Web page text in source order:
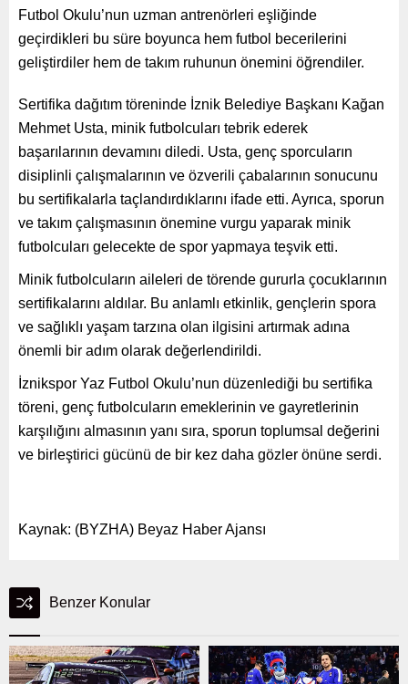
Futbol Okulu’nun uzman antrenörleri eşliğinde
geçirdikleri bu süre boyunca hem futbol becerilerini
geliştirdiler hem de takım ruhunun önemini öğrendiler.
Sertifika dağıtım töreninde İznik Belediye Başkanı Kağan
Mehmet Usta, minik futbolcuları tebrik ederek
başarılarının devamını diledi. Usta, genç sporcuların
disiplinli çalışmalarının ve özverili çabalarının sonucunu
bu sertifikalarla taçlandırdıklarını ifade etti. Ayrıca, sporun
ve takım çalışmasının önemine vurgu yaparak minik
futbolcuları gelecekte de spor yapmaya teşvik etti.
Minik futbolcuların aileleri de törende gururla çocuklarının
sertifikalarını aldılar. Bu anlamlı etkinlik, gençlerin spora
ve sağlıklı yaşam tarzına olan ilgisini artırmak adına
önemli bir adım olarak değerlendirildi.
İznikspor Yaz Futbol Okulu’nun düzenlediği bu sertifika
töreni, genç futbolcuların emeklerinin ve gayretlerinin
karşılığını almasının yanı sıra, sporun toplumsal değerini
ve birleştirici gücünü de bir kez daha gözler önüne serdi.
Kaynak: (BYZHA) Beyaz Haber Ajansı
Benzer Konular